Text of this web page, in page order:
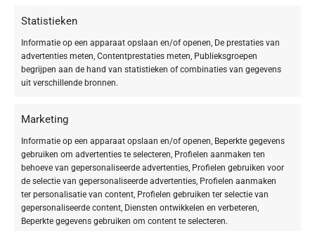
Statistieken
Informatie op een apparaat opslaan en/of openen, De prestaties van
advertenties meten, Contentprestaties meten, Publieksgroepen
begrijpen aan de hand van statistieken of combinaties van gegevens
uit verschillende bronnen.
Marketing
Informatie op een apparaat opslaan en/of openen, Beperkte gegevens
gebruiken om advertenties te selecteren, Profielen aanmaken ten
behoeve van gepersonaliseerde advertenties, Profielen gebruiken voor
de selectie van gepersonaliseerde advertenties, Profielen aanmaken
ter personalisatie van content, Profielen gebruiken ter selectie van
gepersonaliseerde content, Diensten ontwikkelen en verbeteren,
Beperkte gegevens gebruiken om content te selecteren.
100% Vegan en Clean Formula
Het Rejuvenation Ampoule Serum Concentrate is 100% veganistisch en
vrij van siliconen, parabenen, minerale oliën, PEG’s, microplastics en
andere onnodige ingrediënten. Ontwikkeld door BABOR-experts in de
BABOR-richtlijnen voor schone formules. Het ‘Made in Germany’
kwaliteitslabel garandeert de hoogste standaarden in
productontwikkeling en productie.
Lichte, Snelle Absorptie
De werkstoffen in deze ampul hebben een lichte, snel absorberende
textuur zonder kleur- of geurstoffen waardoor het een veelzijdige